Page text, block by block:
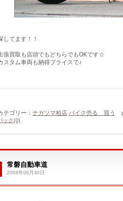
してます！！
張買取も店頭でもどちらでもOKです☆
スタム車両も納得プライスで♪
テゴリー： ナガツマ柏店 バイク売る 買う
ック(0)
常磐自動車道
2008年06月30日